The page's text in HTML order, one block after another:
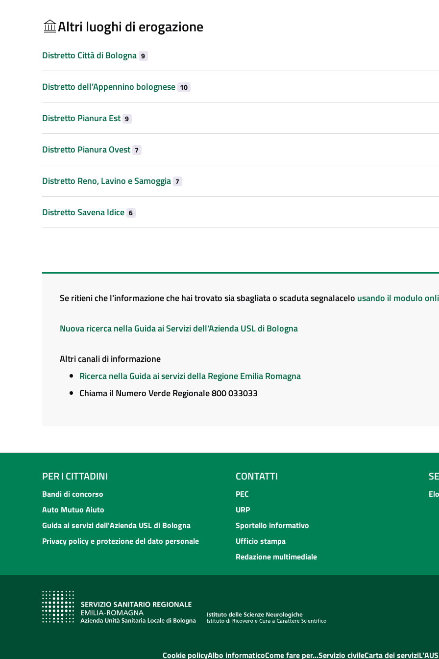
Altri luoghi di erogazione
Distretto Città di Bologna 9
Distretto dell’Appennino bolognese 10
Distretto Pianura Est 9
Distretto Pianura Ovest 7
Distretto Reno, Lavino e Samoggia 7
Distretto Savena Idice 6
Se ritieni che l'informazione che hai trovato sia sbagliata o scaduta segnalacelo usando il modulo
Nuova ricerca nella Guida ai Servizi dell'Azienda USL di Bologna
Altri canali di informazione
Ricerca nella Guida ai servizi della Regione Emilia Romagna
Chiama il Numero Verde Regionale 800 033033
PER I CITTADINI
Bandi di concorso
Auto Mutuo Aiuto
Guida ai servizi dell'Azienda USL di Bologna
Privacy policy e protezione del dato personale
CONTATTI
PEC
URP
Sportello informativo
Ufficio stampa
Redazione multimediale
Cookie policyAlbo informaticoCome fare per...Servizio civileCarta dei servizi